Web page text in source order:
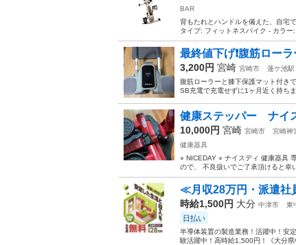
BAR
背もたれとハンドルを備えた、自宅
タイプ: フィットネスバイク - カラー
最終値下げ❗️腹筋ローラ
3,200円 宮崎 宮崎市 蓮ケ池駅
腹筋ローラーと膝下保護マット付き
SB充電で充電せずに1ヶ月近く持ち
健康ステッパー ナ
10,000円 宮崎 宮崎市 宮崎神
健康器具
⭐︎ NICEDAY ⭐︎ ナイスディ 健康器
ので、 不良扱いでご了承頂けると幸
≪月収28万円・派遣社
時給1,500円 大分 中津市 東
日払い
半導体装置の製造業務！活躍中！
験活躍中！高時給1,500円！《大分